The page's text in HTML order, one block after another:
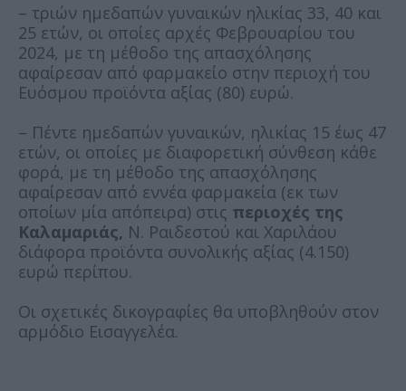
– τριών ημεδαπών γυναικών ηλικίας 33, 40 και
25 ετών, οι οποίες αρχές Φεβρουαρίου του
2024, με τη μέθοδο της απασχόλησης
αφαίρεσαν από φαρμακείο στην περιοχή του
Ευόσμου προϊόντα αξίας (80) ευρώ.
– Πέντε ημεδαπών γυναικών, ηλικίας 15 έως 47
ετών, οι οποίες με διαφορετική σύνθεση κάθε
φορά, με τη μέθοδο της απασχόλησης
αφαίρεσαν από εννέα φαρμακεία (εκ των
οποίων μία απόπειρα) στις περιοχές της
Καλαμαριάς, Ν. Ραιδεστού και Χαριλάου
διάφορα προϊόντα συνολικής αξίας (4.150)
ευρώ περίπου.
Οι σχετικές δικογραφίες θα υποβληθούν στον
αρμόδιο Εισαγγελέα.